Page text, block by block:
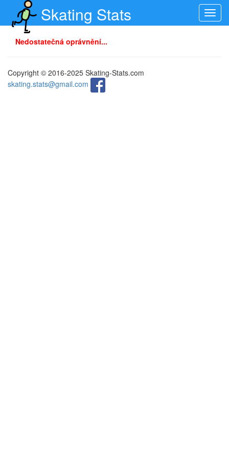
Skating Stats
Nedostatečná oprávnění...
Copyright © 2016-2025 Skating-Stats.com
skating.stats@gmail.com